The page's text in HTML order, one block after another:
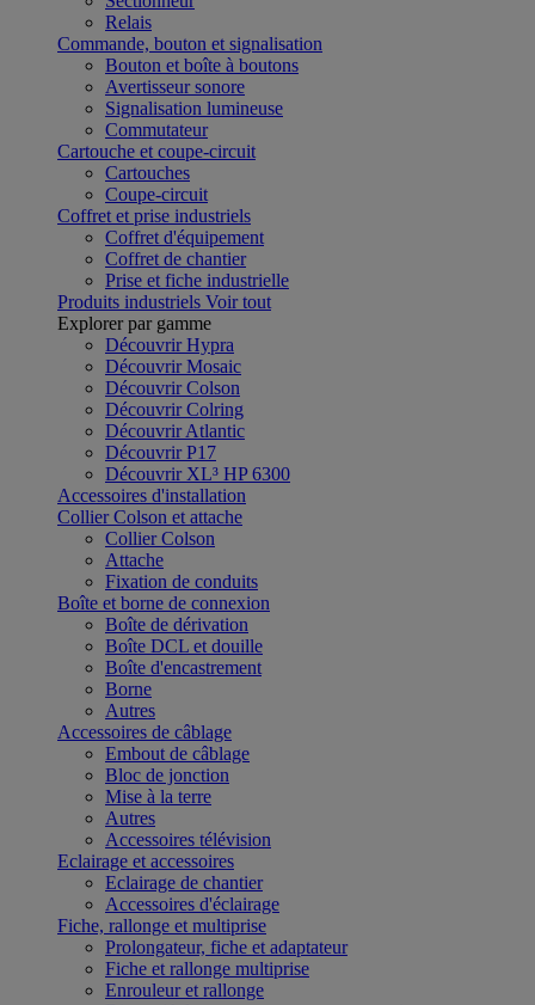
Relais
Commande, bouton et signalisation
Bouton et boîte à boutons
Avertisseur sonore
Signalisation lumineuse
Commutateur
Cartouche et coupe-circuit
Cartouches
Coupe-circuit
Coffret et prise industriels
Coffret d'équipement
Coffret de chantier
Prise et fiche industrielle
Produits industriels Voir tout
Explorer par gamme
Découvrir Hypra
Découvrir Mosaic
Découvrir Colson
Découvrir Colring
Découvrir Atlantic
Découvrir P17
Découvrir XL³ HP 6300
Accessoires d'installation
Collier Colson et attache
Collier Colson
Attache
Fixation de conduits
Boîte et borne de connexion
Boîte de dérivation
Boîte DCL et douille
Boîte d'encastrement
Borne
Autres
Accessoires de câblage
Embout de câblage
Bloc de jonction
Mise à la terre
Autres
Accessoires télévision
Eclairage et accessoires
Eclairage de chantier
Accessoires d'éclairage
Fiche, rallonge et multiprise
Prolongateur, fiche et adaptateur
Fiche et rallonge multiprise
Enrouleur et rallonge